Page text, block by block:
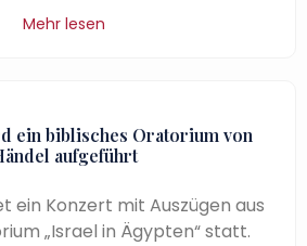
Mehr lesen
ein biblisches Oratorium von
aufgeführt
ein Konzert mit Auszügen aus
„Israel in Ägypten“ statt.